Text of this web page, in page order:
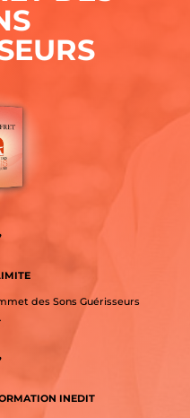
des Sons Guérisseurs
INEDIT